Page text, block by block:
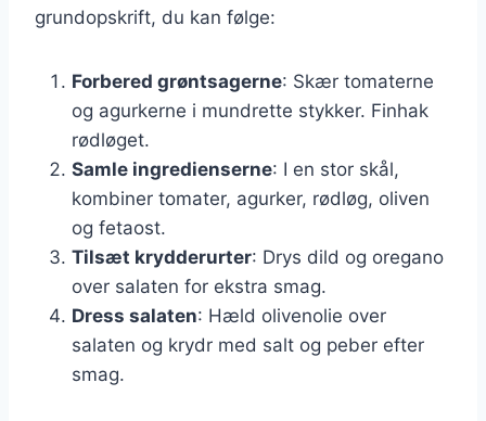
grundopskrift, du kan følge:
Forbered grøntsagerne: Skær tomaterne
og agurkerne i mundrette stykker. Finhak
rødløget.
Samle ingredienserne: I en stor skål,
kombiner tomater, agurker, rødløg, oliven
og fetaost.
Tilsæt krydderurter: Drys dild og oregano
over salaten for ekstra smag.
Dress salaten: Hæld olivenolie over
salaten og krydr med salt og peber efter
smag.